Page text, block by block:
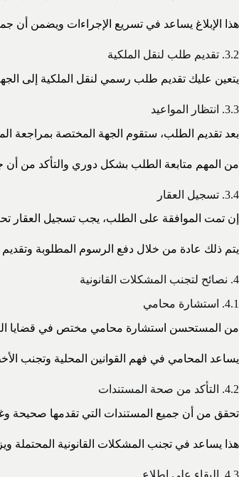
هذا الإبلاغ يساعد في تسريع الإجراءات ويضمن أن
3.2. تقديم طلب لنقل الملكية
يتعين عليك تقديم طلب رسمي لنقل الملكية إلى
3.3. انتظار المواعيد
بعد تقديم الطلب، ستقوم الجهة المختصة بمراجعة
من المهم متابعة الطلب بشكل دوري والتأكد من
3.4. تسجيل العقار
إن تمت الموافقة على الطلب، يجب تسجيل
يتم ذلك عادة من خلال دفع الرسوم المطلوبة
4. نصائح لتجنب المشكلات القانونية
4.1. استشارة محامي
من المستحسن استشارة محامي مختص في قضايا
يساعد المحامي في فهم القوانين المحلية وتجنب
4.2. التأكد من صحة المستندات
تحقق من أن جميع المستندات التي تقدمها صحيحة
هذا يساعد في تجنب المشكلات القانونية المحتملة
4.3. البقاء على اطلاع